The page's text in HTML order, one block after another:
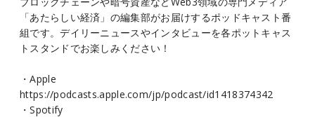
「あたらしい経済」の編集部がお届けするポッドキャスト番
組です。デイリーニュースやインタビューを各ポットキャス
トスタンドでお楽しみください！
・Apple
https://podcasts.apple.com/jp/podcast/id1418374342
・Spotify